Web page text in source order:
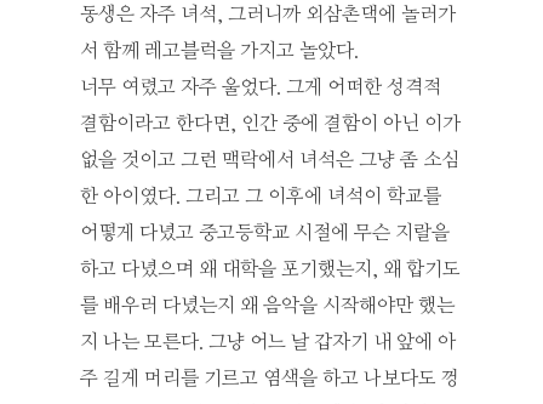
동생은 자주 녀석, 그러니까 외삼촌댁에 놀러가
서 함께 레고블럭을 가지고 놀았다.
너무 여렸고 자주 울었다. 그게 어떠한 성격적
결함이라고 한다면, 인간 중에 결함이 아닌 이가
없을 것이고 그런 맥락에서 녀석은 그냥 좀 소심
한 아이였다. 그리고 그 이후에 녀석이 학교를
어떻게 다녔고 중고등학교 시절에 무슨 지랄을
하고 다녔으며 왜 대학을 포기했는지, 왜 합기도
를 배우러 다녔는지 왜 음악을 시작해야만 했는
지 나는 모른다. 그냥 어느 날 갑자기 내 앞에 아
주 길게 머리를 기르고 염색을 하고 나보다도 껑